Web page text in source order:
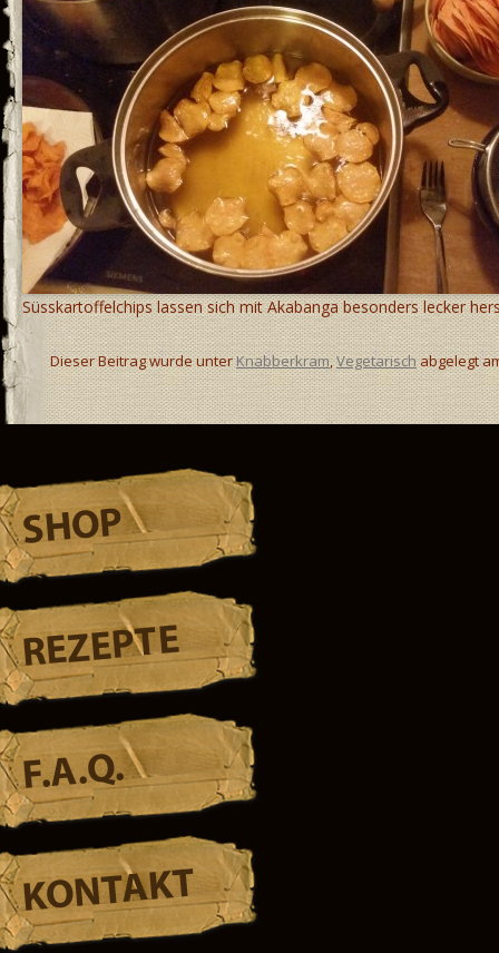
Süsskartoffelchips lassen sich mit Akabanga besonders lecker
Dieser Beitrag wurde unterKnabberkram,Vegetarischabgelegt
SHOP
REZEPTE
F.A.Q.
KONTAKT